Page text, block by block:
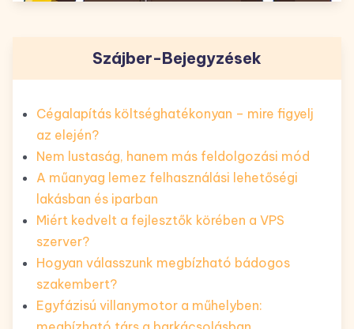
Szájber-Bejegyzések
Cégalapítás költséghatékonyan – mire figyelj
az elején?
Nem lustaság, hanem más feldolgozási mód
A műanyag lemez felhasználási lehetőségi
lakásban és iparban
Miért kedvelt a fejlesztők körében a VPS
szerver?
Hogyan válasszunk megbízható bádogos
szakembert?
Egyfázisú villanymotor a műhelyben: